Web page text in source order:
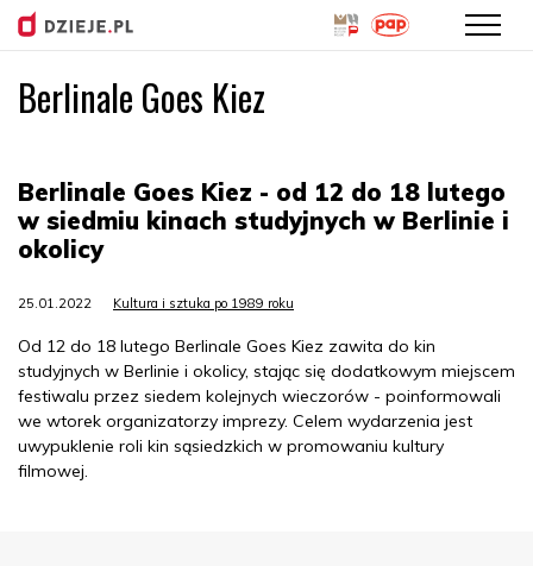
Berlinale Goes Kiez
Berlinale Goes Kiez - od 12 do 18 lutego
w siedmiu kinach studyjnych w Berlinie i
okolicy
25.01.2022 Kultura i sztuka po 1989 roku
Od 12 do 18 lutego Berlinale Goes Kiez zawita do kin
studyjnych w Berlinie i okolicy, stając się dodatkowym miejscem
festiwalu przez siedem kolejnych wieczorów - poinformowali
we wtorek organizatorzy imprezy. Celem wydarzenia jest
uwypuklenie roli kin sąsiedzkich w promowaniu kultury
filmowej.